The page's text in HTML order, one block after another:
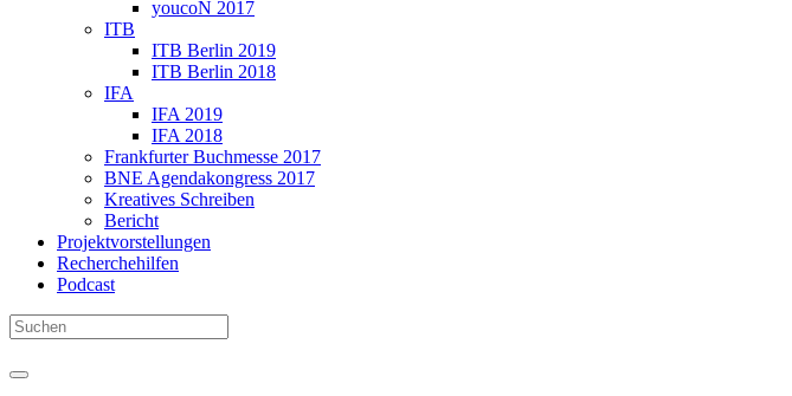
youcoN 2017
ITB
ITB Berlin 2019
ITB Berlin 2018
IFA
IFA 2019
IFA 2018
Frankfurter Buchmesse 2017
BNE Agendakongress 2017
Kreatives Schreiben
Bericht
Projektvorstellungen
Recherchehilfen
Podcast